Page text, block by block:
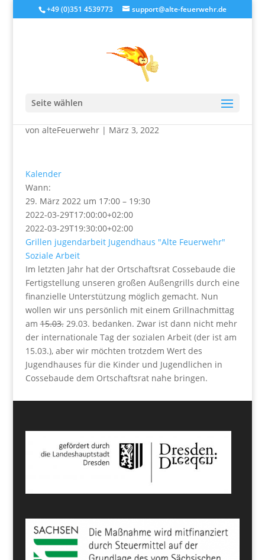
+49 (0)351 4539773 support@alte-feuerwehr.de
Seite wählen
der Sozialen Arbeit
von alteFeuerwehr| März 3, 2022
Kalender
Wann:
29. März 2022 um 17:00 – 19:30
2022-03-29T17:00:00+02:00
2022-03-29T19:30:00+02:00
Grillen jugendarbeit Jugendhaus "Alte Feuerwehr"
Soziale Arbeit
Im letzten Jahr hat der Ortschaftsrat Cossebaude die
Fertigstellung unseren großen Außengrills durch eine
finanzielle Unterstützung möglich gemacht. Nun
wollen wir uns persönlich mit einem Grillnachmittag
am15.03.29.03. bedanken. Zwar ist dann nicht mehr
der internationale Tag der sozialen Arbeit (der ist am
15.03.), aber wir möchten trotzdem Wert des
Jugendhauses für die Kinder und Jugendlichen in
Cossebaude dem Ortschaftsrat nahe bringen.